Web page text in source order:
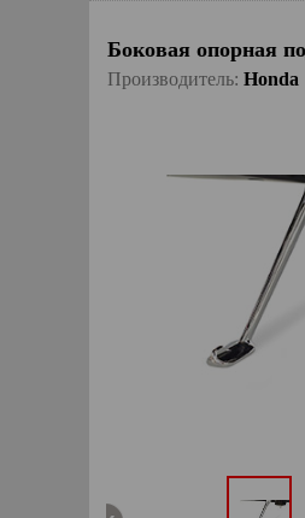
Боковая опорная
Производитель: Honda